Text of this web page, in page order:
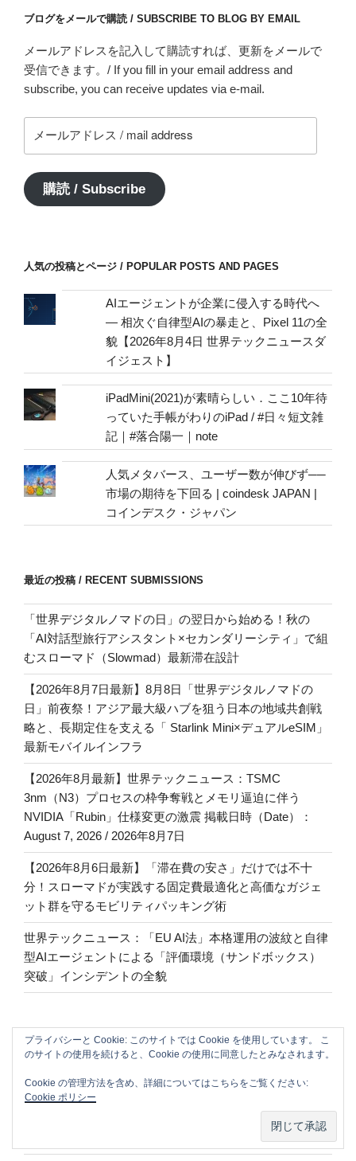
ブログをメールで購読 / SUBSCRIBE TO BLOG BY EMAIL
メールアドレスを記入して購読すれば、更新をメールで
受信できます。/ If you fill in your email address and
subscribe, you can receive updates via e-mail.
ー
ア
ド
address
購読 / Subscribe
人気の投稿とページ / POPULAR POSTS AND PAGES
AIエージェントが企業に侵入する時代へ
— 相次ぐ自律型AIの暴走と、Pixel 11の全
貌【2026年8月4日 世界テックニュースダ
イジェスト】
iPadMini(2021)が素晴らしい．ここ10年待
っていた手帳がわりのiPad / #日々短文雑
記｜#落合陽一｜note
人気メタバース、ユーザー数が伸びず──
市場の期待を下回る | coindesk JAPAN |
コインデスク・ジャパン
最近の投稿 / RECENT SUBMISSIONS
「世界デジタルノマドの日」の翌日から始める！秋の
「AI対話型旅行アシスタント×セカンダリーシティ」で組
むスローマド（Slowmad）最新滞在設計
【2026年8月7日最新】8月8日「世界デジタルノマドの
日」前夜祭！アジア最大級ハブを狙う日本の地域共創戦
略と、長期定住を支える「 Starlink Mini×デュアルeSIM」
最新モバイルインフラ
【2026年8月最新】世界テックニュース：TSMC
3nm（N3）プロセスの枠争奪戦とメモリ逼迫に伴う
NVIDIA「Rubin」仕様変更の激震 掲載日時（Date）：
August 7, 2026 / 2026年8月7日
【2026年8月6日最新】「滞在費の安さ」だけでは不十
分！スローマドが実践する固定費最適化と高価なガジェ
ット群を守るモビリティパッキング術
世界テックニュース：「EU AI法」本格運用の波紋と自律
型AIエージェントによる「評価環境（サンドボックス）
突破」インシデントの全貌
ARCHIVE
2026年7月(47)
プライバシーと Cookie: このサイトでは Cookie を使用しています。 こ
のサイトの使用を続けると、Cookie の使用に同意したとみなされます。
Cookie の管理方法を含め、詳細についてはこちらをご覧ください:
Cookie ポリシー